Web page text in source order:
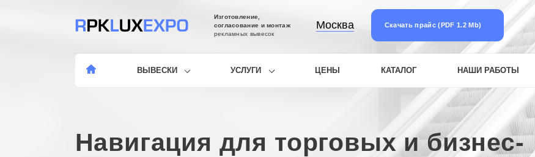
Изготовление,
согласование и монтаж
рекламных вывесок
Москва Скачать прайс (PDF 1.2 Mb)
ВЫВЕСКИ УСЛУГИ ЦЕНЫ КАТАЛОГ НАШИ РАБОТЫ
Навигация для торговых и бизнес-